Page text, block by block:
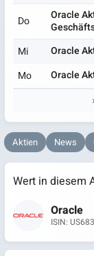
Do
Oracle
Mi
Oracle
Mo
Oracle
Aktien News
Wert in diesem
Oracle
ISIN: